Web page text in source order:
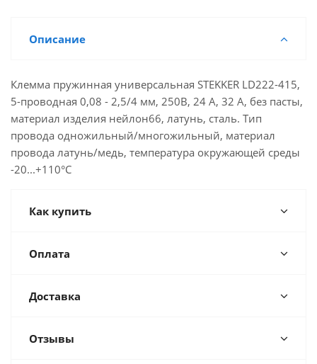
Описание
Клемма пружинная универсальная STEKKER LD222-415,
5-проводная 0,08 - 2,5/4 мм, 250В, 24 A, 32 A, без пасты,
материал изделия нейлон66, латунь, сталь. Тип
провода одножильный/многожильный, материал
провода латунь/медь, температура окружающей среды
-20...+110°C
Как купить
Оплата
Доставка
Отзывы